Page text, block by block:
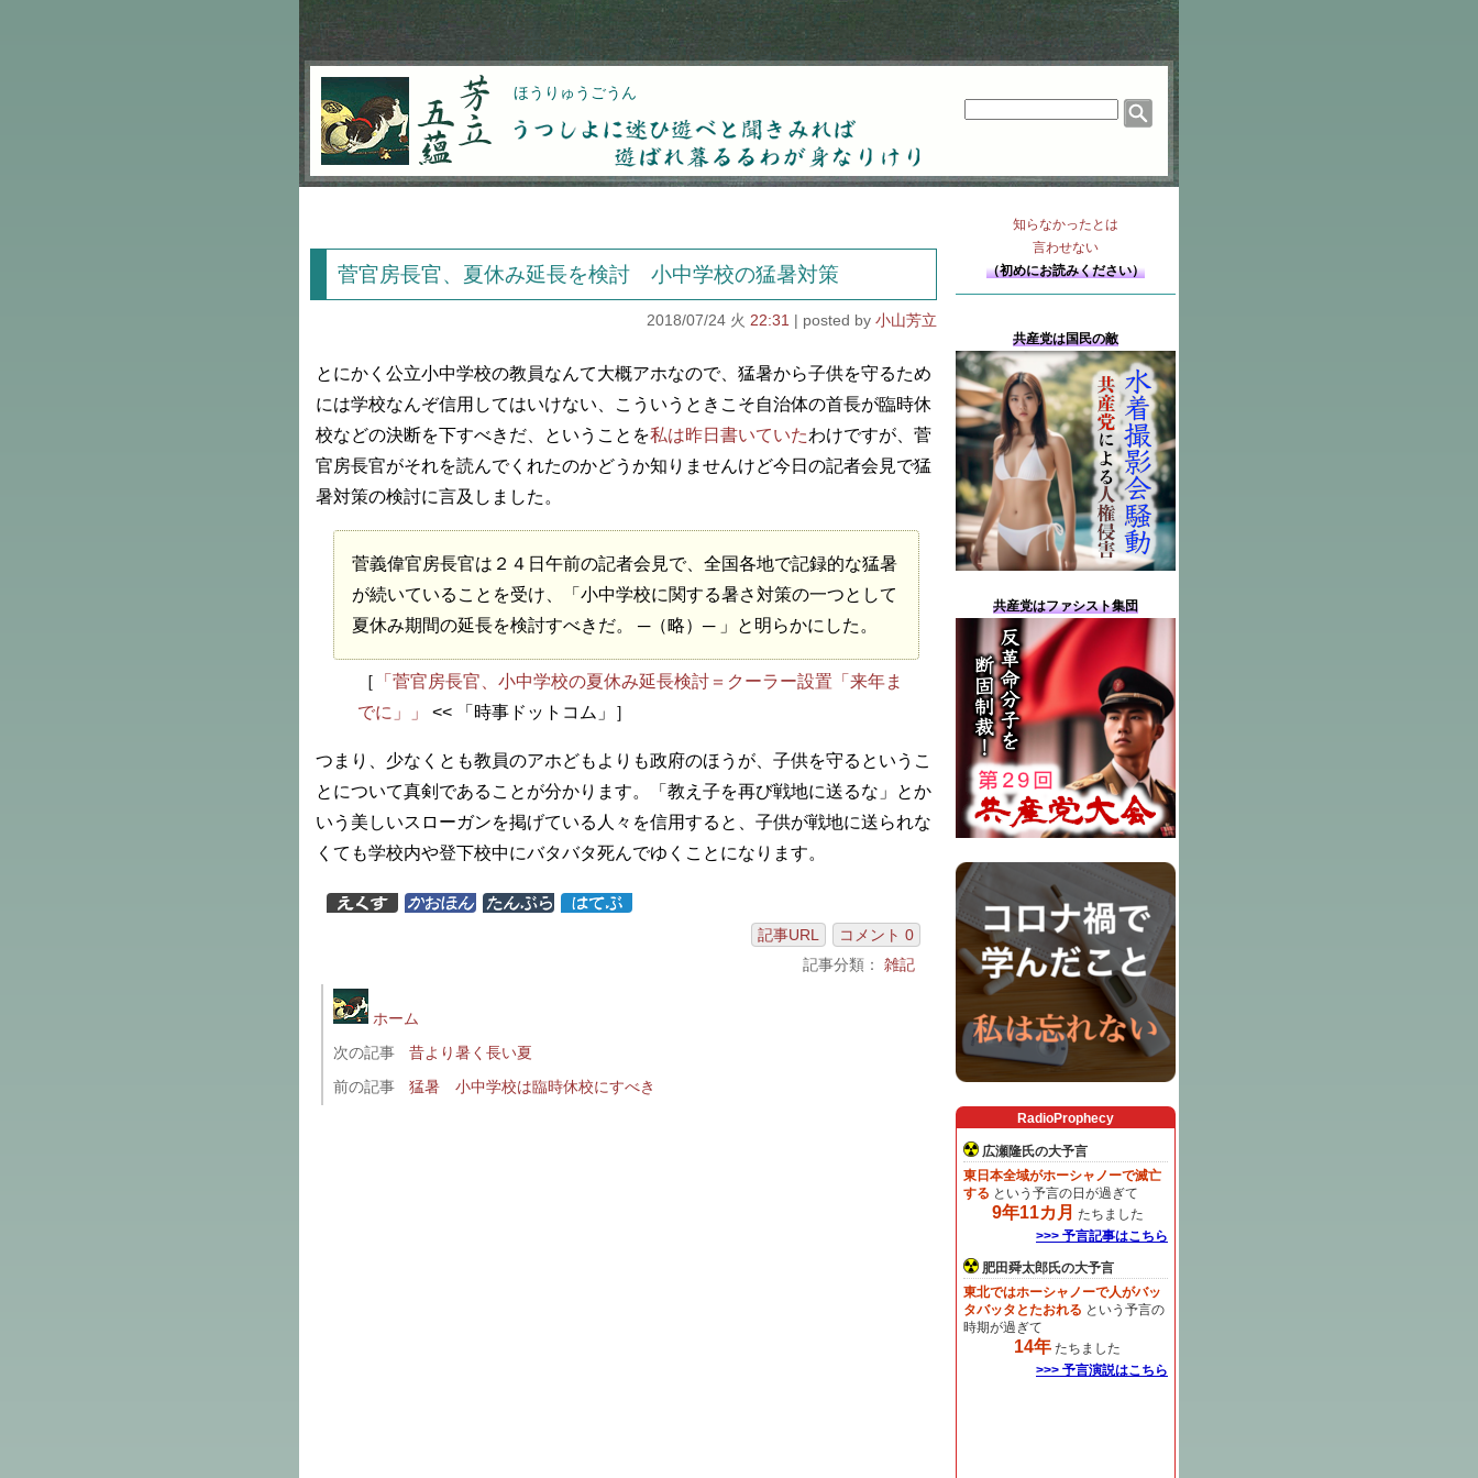
芳立五蘊 ほうりゅうごうん
うつしよに迷ひ遊べと聞きみれば遊ばれ暮るるわが
菅官房長官、夏休み延長を検討 小中学校の猛暑対策
2018/07/24 火 22:31 小山芳立
とにかく公立小中学校の教員なんて大概アホなので、猛暑から子供を守るため
には学校なんぞ信用してはいけない、こういうときこそ自治体の首長が臨時休
校などの決断を下すべきだ、ということを私は昨日書いていたわけですが、菅
官房長官がそれを読んでくれたのかどうか知りませんけど今日の記者会見で猛
暑対策の検討に言及しました。
菅義偉官房長官は２４日午前の記者会見で、全国各地で記録的な猛暑
が続いていることを受け、「小中学校に関する暑さ対策の一つとして
夏休み期間の延長を検討すべきだ。 ─（略）─」と明らかにした。
［
「菅官房長官、小中学校の夏休み延長検討＝クーラー設置「来年ま
でに」」
<< 「時事ドットコム」］
つまり、少なくとも教員のアホどもよりも政府のほうが、子供を守るというこ
とについて真剣であることが分かります。「教え子を再び戦地に送るな」とか
いう美しいスローガンを掲げている人々を信用すると、子供が戦地に送られな
くても学校内や登下校中にバタバタ死んでゆくことになります。
記事URL
コメント 0
記事分類： 雑記
ホーム
次の記事
昔より暑く長い夏
前の記事
猛暑 小中学校は臨時休校にすべき
知らなかったとは
言わせない
（初めにお読みください）
共産党は国民の敵
共産党はファシスト集団